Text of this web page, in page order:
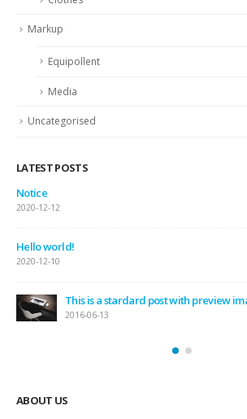
Markup
Equipollent
Media
Uncategorised
LATEST POSTS
Notice
2020-12-12
Hello world!
2020-12-10
This is a stardard post with preview
2016-06-13
ABOUT US